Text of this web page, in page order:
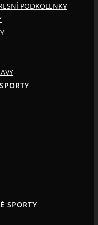
PODKOLENKY
SPORTY